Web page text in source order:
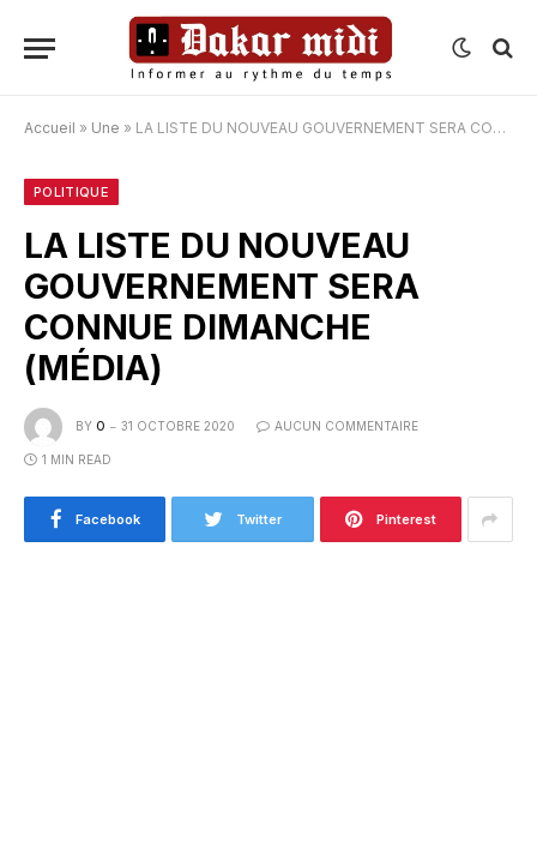
Accueil » Une » LA LISTE DU NOUVEAU GOUVERNEMENT SERA CONNUE DIMANCHE (MÉDIA)
POLITIQUE
LA LISTE DU NOUVEAU
GOUVERNEMENT SERA
CONNUE DIMANCHE
(MÉDIA)
BY O 31 OCTOBRE 2020 AUCUN COMMENTAIRE
1 MIN READ
Facebook Twitter Pinterest